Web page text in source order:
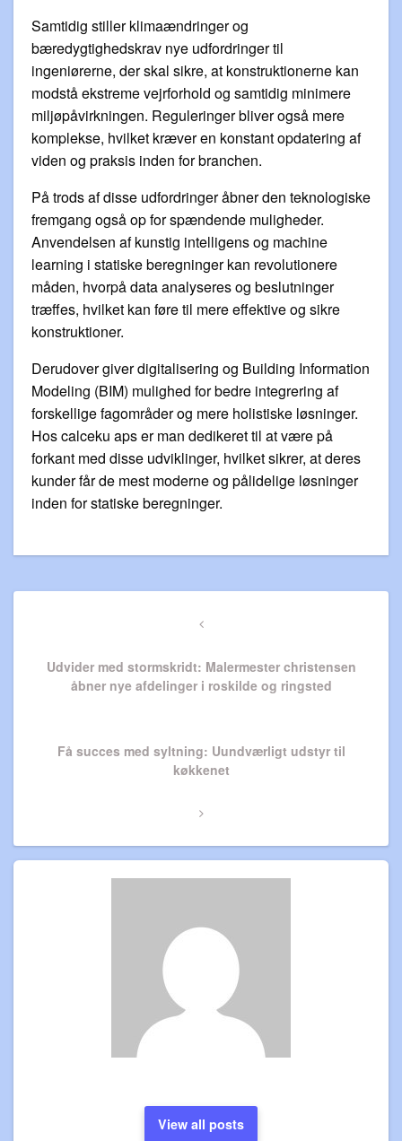
Samtidig stiller klimaændringer og
bæredygtighedskrav nye udfordringer til
ingeniørerne, der skal sikre, at konstruktionerne kan
modstå ekstreme vejrforhold og samtidig minimere
miljøpåvirkningen. Reguleringer bliver også mere
komplekse, hvilket kræver en konstant opdatering af
viden og praksis inden for branchen.
På trods af disse udfordringer åbner den teknologiske
fremgang også op for spændende muligheder.
Anvendelsen af kunstig intelligens og machine
learning i statiske beregninger kan revolutionere
måden, hvorpå data analyseres og beslutninger
træffes, hvilket kan føre til mere effektive og sikre
konstruktioner.
Derudover giver digitalisering og Building Information
Modeling (BIM) mulighed for bedre integrering af
forskellige fagområder og mere holistiske løsninger.
Hos calceku aps er man dedikeret til at være på
forkant med disse udviklinger, hvilket sikrer, at deres
kunder får de mest moderne og pålidelige løsninger
inden for statiske beregninger.
Previous
Udvider med stormskridt: Malermester christensen
åbner nye afdelinger i roskilde og ringsted
Next
Få succes med syltning: Uundværligt udstyr til
køkkenet
View all posts